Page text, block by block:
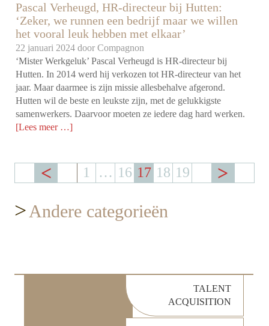
Pascal Verheugd, HR-directeur bij Hutten:
‘Zeker, we runnen een bedrijf maar we willen
het vooral leuk hebben met elkaar’
22 januari 2024 doorCompagnon
‘Mister Werkgeluk’ Pascal Verheugd is HR-directeur bij
Hutten. In 2014 werd hij verkozen tot HR-directeur van het
jaar. Maar daarmee is zijn missie allesbehalve afgerond.
Hutten wil de beste en leukste zijn, met de gelukkigste
samenwerkers. Daarvoor moeten ze iedere dag hard werken.
[Lees meer …]
1 … 16 17 18 19
> Andere categorieën
TALENT
ACQUISITION